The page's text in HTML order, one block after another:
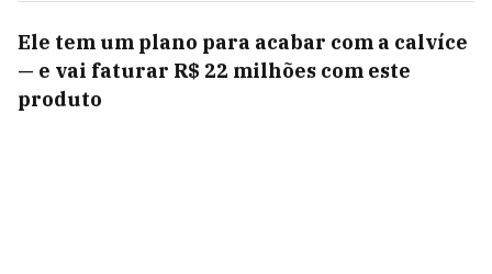
Ele tem um plano para acabar com a calvíce
— e vai faturar R$ 22 milhões com este
produto